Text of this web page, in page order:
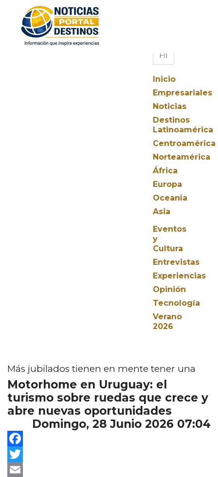
Inicio
Empresariales
Noticias
Destinos
Latinoamérica
Centroamérica
Norteamérica
África
Europa
Oceanía
Asia
Eventos
y
Cultura
Entrevistas
Experiencias
Opinión
Tecnología
Verano
2026
Más jubilados tienen en mente tener una
Motorhome en Uruguay: el
turismo sobre ruedas que crece y
abre nuevas oportunidades
Domingo, 28 Junio 2026 07:04
Facebook
Twitter